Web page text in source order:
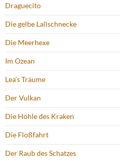
Draguecito
Die gelbe Lallschnecke
Die Meerhexe
Im Ozean
Lea’s Träume
Der Vulkan
Die Höhle des Kraken
Die Floßfahrt
Der Raub des Schatzes